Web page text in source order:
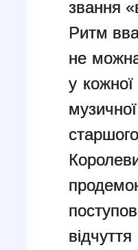
звання
Ритм
не
у